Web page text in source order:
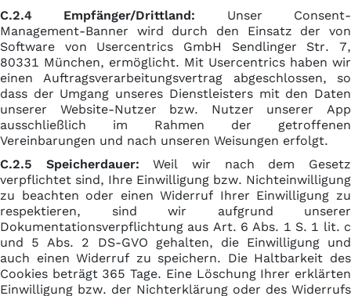
C.2.4 Empfänger/Drittland: Unser Consent-
Management-Banner wird durch den Einsatz der von
Software von Usercentrics GmbH Sendlinger Str. 7,
80331 München, ermöglicht. Mit Usercentrics haben wir
einen Auftragsverarbeitungsvertrag abgeschlossen, so
dass der Umgang unseres Dienstleisters mit den Daten
unserer Website-Nutzer bzw. Nutzer unserer App
ausschließlich im Rahmen der getroffenen
Vereinbarungen und nach unseren Weisungen erfolgt.
C.2.5 Speicherdauer: Weil wir nach dem Gesetz
verpflichtet sind, Ihre Einwilligung bzw. Nichteinwilligung
zu beachten oder einen Widerruf Ihrer Einwilligung zu
respektieren, sind wir aufgrund unserer
Dokumentationsverpflichtung aus Art. 6 Abs. 1 S. 1 lit. c
und 5 Abs. 2 DS-GVO gehalten, die Einwilligung und
auch einen Widerruf zu speichern. Die Haltbarkeit des
Cookies beträgt 365 Tage. Eine Löschung Ihrer erklärten
Einwilligung bzw. der Nichterklärung oder des Widerrufs